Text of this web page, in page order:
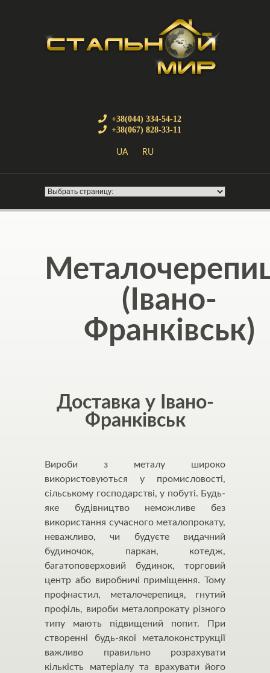
+38(044) 334-54-12
+38(067) 828-33-11
UA RU
(Івано-
Франківськ)
Доставка у Івано-
Франківськ
Вироби з металу широко
використовуються у промисловості,
сільському господарстві, у побуті. Будь-
яке будівництво неможливе без
використання сучасного металопрокату,
неважливо, чи будуєте видачний
будиночок, паркан, котедж,
багатоповерховий будинок, торговий
центр або виробничі приміщення. Тому
профнастил, металочерепиця, гнутий
профіль, вироби металопрокату різного
типу мають підвищений попит. При
створенні будь-якої металоконструкції
важливо правильно розрахувати
кількість матеріалу та врахувати його